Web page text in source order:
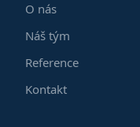
O nás
Náš tým
Reference
Kontakt